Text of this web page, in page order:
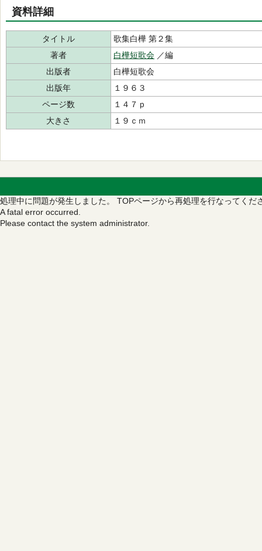
資料詳細
タイトル
歌集白樺 第２集
著者
白樺短歌会 ／編
出版者
白樺短歌会
出版年
１９６３
ページ数
１４７ｐ
大きさ
１９ｃｍ
処理中に問題が発生しました。 TOPページから再処理を行なってくだ
A fatal error occurred.
Please contact the system administrator.